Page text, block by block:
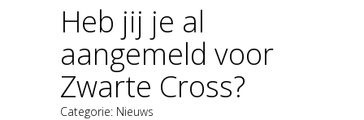
Heb jij je al
aangemeld voor
Zwarte Cross?
Categorie: Nieuws